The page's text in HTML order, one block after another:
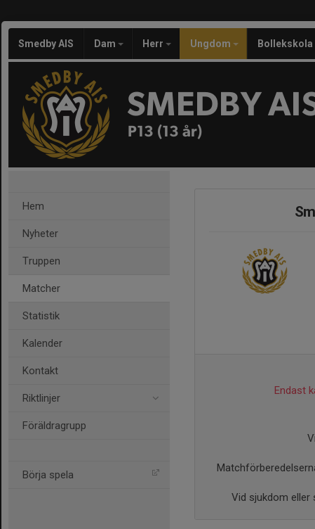
Smedby AIS Dam Herr Ungdom Bollekskola
SMEDBY
P13 (13 år)
Hem
Nyheter
Truppen
Matcher
Statistik
Kalender
Kontakt
Riktlinjer
Föräldragrupp
Börja spela
Endast
Vid sjukdom eller